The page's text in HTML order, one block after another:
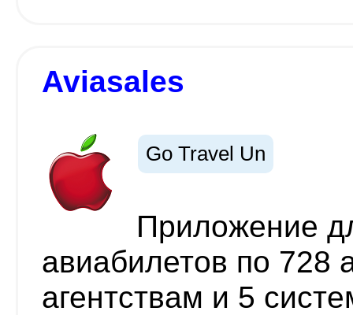
Aviasales
Go Travel Un
Приложение
авиабилетов по 728
агентствам и 5